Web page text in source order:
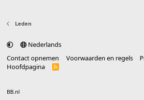
Leden
Nederlands
Contact opnemen
Voorwaarden en regels
Hoofdpagina
R
BB.nl